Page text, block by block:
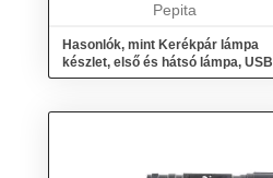
szükség további szerszámokra.
Pepita
Hasonlók, mint Kerékpár lámpa
készlet, első és hátsó lámpa, USB
töltés, fekete